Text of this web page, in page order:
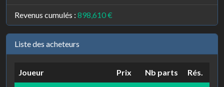
Revenus cumulés : 898,610 €
Liste des acheteurs
Joueur Prix Nb parts Rés.